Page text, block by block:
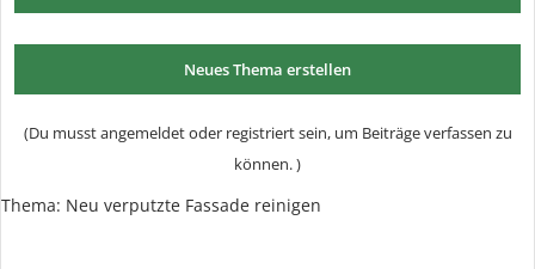
Neues Thema erstellen
(Du musst angemeldet oder registriert sein, um Beiträge verfassen zu
können. )
Thema: Neu verputzte Fassade reinigen